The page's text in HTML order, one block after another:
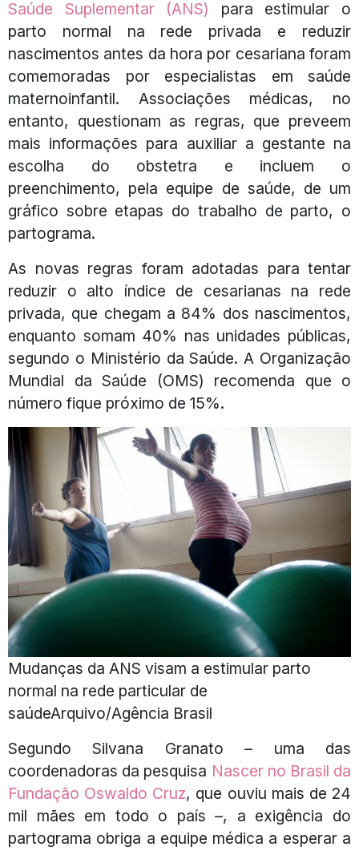
Saúde Suplementar (ANS) para estimular o
parto normal na rede privada e reduzir
nascimentos antes da hora por cesariana foram
comemoradas por especialistas em saúde
maternoinfantil. Associações médicas, no
entanto, questionam as regras, que preveem
mais informações para auxiliar a gestante na
escolha do obstetra e incluem o
preenchimento, pela equipe de saúde, de um
gráfico sobre etapas do trabalho de parto, o
partograma.
As novas regras foram adotadas para tentar
reduzir o alto índice de cesarianas na rede
privada, que chegam a 84% dos nascimentos,
enquanto somam 40% nas unidades públicas,
segundo o Ministério da Saúde. A Organização
Mundial da Saúde (OMS) recomenda que o
número fique próximo de 15%.
Mudanças da ANS visam a estimular parto
normal na rede particular de
saúdeArquivo/Agência Brasil
Segundo Silvana Granato – uma das
coordenadoras da pesquisa Nascer no Brasil da
Fundação Oswaldo Cruz, que ouviu mais de 24
mil mães em todo o país –, a exigência do
partograma obriga a equipe médica a esperar a